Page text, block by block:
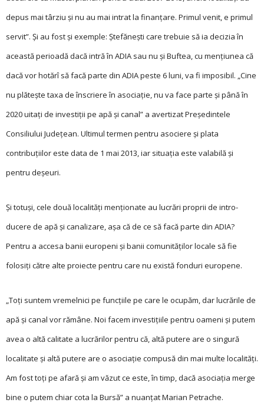
depus mai târziu și nu au mai intrat la finanţare. Primul venit, e primul
servit”. Și au fost și exemple: Ște­fănești care trebuie să ia decizia în
această perioadă dacă intră în ADIA sau nu și Buftea, cu menţiunea că
dacă vor hotărî să facă parte din ADIA peste 6 luni, va fi imposibil. „Cine
nu plătește taxa de înscriere în asociaţie, nu va face parte și până în
2020 uitaţi de investiţii pe apă și canal” a avertizat Președintele
Consiliului Judeţean. Ultimul termen pentru asociere și plata
contribuţiilor este data de 1 mai 2013, iar situaţia este valabilă și
pentru deșeuri.
Și totuși, cele două lo­ca­lităţi menţionate au lu­crări proprii de in­tro­­­
ducere de apă și canalizare, așa că de ce să facă parte din ADIA?
Pentru a accesa banii europeni și banii comunităţilor locale să fie
folosiţi către alte proiecte pentru care nu există fonduri europene.
„Toţi suntem vremelnici pe funcţiile pe care le ocupăm, dar lucrările de
apă și canal vor rămâne. Noi facem investiţiile pentru oameni și putem
avea o altă calitate a lucrărilor pentru că, altă putere are o singură
localitate și altă putere are o asociaţie compusă din mai multe localităţi.
Am fost toţi pe afară și am văzut ce este, în timp, dacă asociaţia merge
bine o putem chiar cota la Bursă” a nuanţat Marian Petrache.